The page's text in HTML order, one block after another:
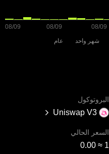
شهر واحد عام
البروتوكول
Uniswap V3
السعر الحالي
1 ≈ ‏‎0.00‏